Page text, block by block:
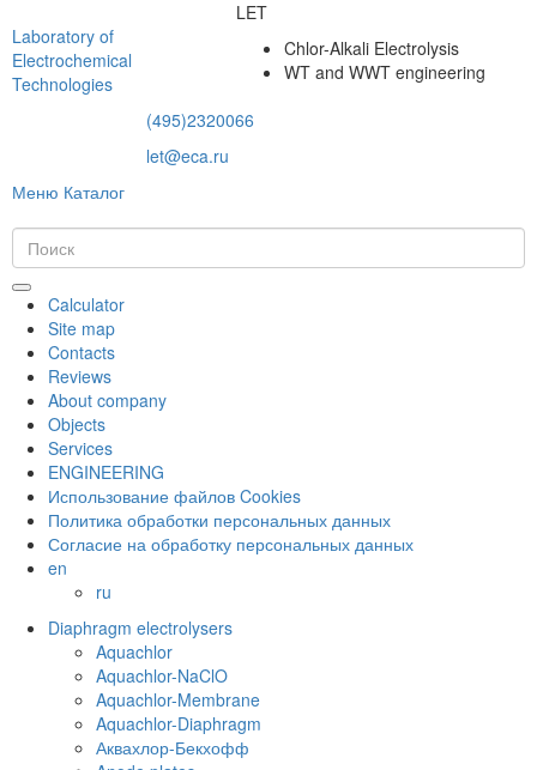
Laboratory of
Electrochemical
Technologies
LET
Chlor-Alkali Electrolysis
WT and WWT engineering
(495)2320066
let@eca.ru
Меню Каталог
Calculator
Site map
Contacts
Reviews
About company
Objects
Services
ENGINEERING
Использование файлов Cookies
Политика обработки персональных данных
Согласие на обработку персональных данных
en
ru
Diaphragm electrolysers
Aquachlor
Aquachlor-NaClO
Aquachlor-Membrane
Aquachlor-Diaphragm
Аквахлор-Бекхофф